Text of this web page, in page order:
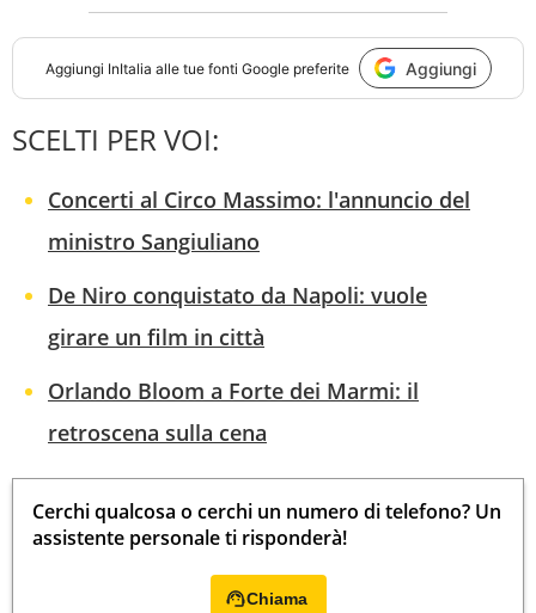
Aggiungi InItalia alle tue fonti Google preferite Aggiungi
SCELTI PER VOI:
Concerti al Circo Massimo: l'annuncio del
ministro Sangiuliano
De Niro conquistato da Napoli: vuole
girare un film in città
Orlando Bloom a Forte dei Marmi: il
retroscena sulla cena
Cerchi qualcosa o cerchi un numero di telefono? Un
assistente personale ti risponderà!
Chiama